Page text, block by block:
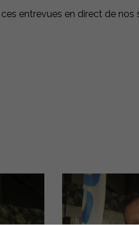
entrevues en direct de nos